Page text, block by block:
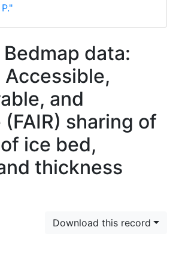
data:
Accessible,
and
(FAIR) sharing of
ice bed,
thickness
Download this record